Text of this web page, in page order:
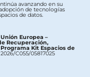
avanzando en su
de tecnologías
de datos.
Europea –
Recuperación,
Programa Kit Espacios de
C055/05817025